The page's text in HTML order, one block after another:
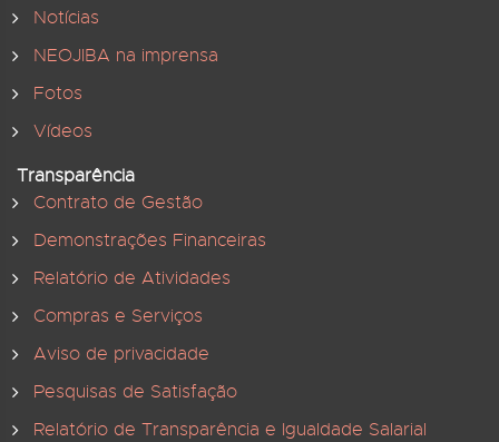
Notícias
NEOJIBA na imprensa
Fotos
Vídeos
Transparência
Contrato de Gestão
Demonstrações Financeiras
Relatório de Atividades
Compras e Serviços
Aviso de privacidade
Pesquisas de Satisfação
Relatório de Transparência e Igualdade Salarial